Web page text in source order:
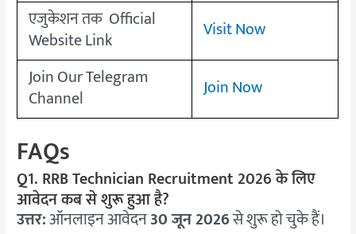
एजुकेशन तक Official
Website Link
Visit Now
Join Our Telegram
Channel Join Now
FAQs
Q1. RRB Technician Recruitment 2026 के लिए
आवेदन कब से शुरू हुआ है?
उत्तर:ऑनलाइन आवेदन30 जून 2026से शुरू हो चुके हैं।